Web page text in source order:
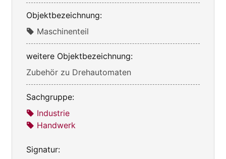
Objektbezeichnung:
Maschinenteil
weitere Objektbezeichnung:
Zubehör zu Drehautomaten
Sachgruppe:
Industrie
Handwerk
Signatur: